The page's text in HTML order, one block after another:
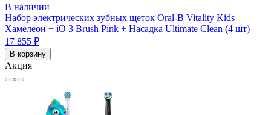
В наличии
Набор электрических зубных щеток Oral-B Vitality Kids
Хамелеон + iO 3 Brush Pink + Насадка Ultimate Clean (4 шт)
17 855 ₽
В корзину
Акция